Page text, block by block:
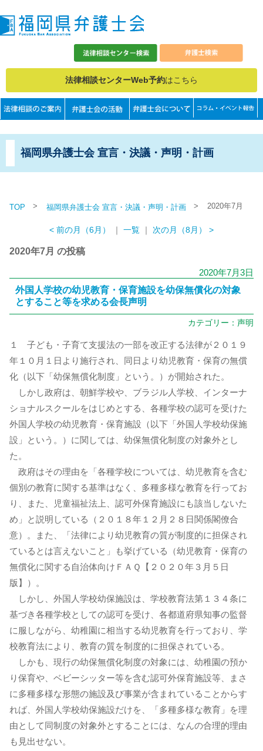
法律相談センターWeb予約はこちら
福岡県弁護士会 宣言・決議・声明・計画
TOP > 福岡県弁護士会 宣言・決議・声明・計画 > 2020年7月
< 前の月（6月） ｜ 一覧 ｜ 次の月（8月） >
2020年7月 の投稿
2020年7月3日
外国人学校の幼児教育・保育施設を幼保無償化の対象
とすること等を求める会長声明
カテゴリー： 声明
１ 子ども・子育て支援法の一部を改正する法律が２０１９
年１０月１日より施行され、同日より幼児教育・保育の無償
化（以下「幼保無償化制度」という。）が開始された。
しかし政府は、朝鮮学校や、ブラジル人学校、インターナ
ショナルスクールをはじめとする、各種学校の認可を受けた
外国人学校の幼児教育・保育施設（以下「外国人学校幼保施
設」という。）に関しては、幼保無償化制度の対象外とし
た。
政府はその理由を「各種学校については、幼児教育を含む
個別の教育に関する基準はなく、多種多様な教育を行ってお
り、また、児童福祉法上、認可外保育施設にも該当しないた
め」と説明している（２０１８年１２月２８日関係閣僚合
意）。また、「法律により幼児教育の質が制度的に担保され
ているとは言えないこと」も挙げている（幼児教育・保育の
無償化に関する自治体向けＦＡＱ【２０２０年３月５日
版】）。
しかし、外国人学校幼保施設は、学校教育法第１３４条に
基づき各種学校としての認可を受け、各都道府県知事の監督
に服しながら、幼稚園に相当する幼児教育を行っており、学
校教育法により、教育の質を制度的に担保されている。
しかも、現行の幼保無償化制度の対象には、幼稚園の預か
り保育や、ベビーシッター等を含む認可外保育施設等、まさ
に多種多様な形態の施設及び事業が含まれていることからす
れば、外国人学校幼保施設だけを、「多種多様な教育」を理
由として同制度の対象外とすることには、なんの合理的理由
も見出せない。